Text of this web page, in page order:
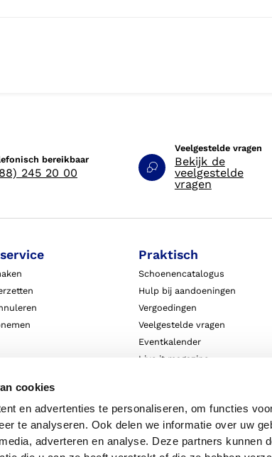
cookies
en advertenties te personaliseren, om functies
te analyseren. Ook delen we informatie over uw
adverteren en analyse. Deze partners kunnen
bereikbaar
245 20 00
Veelgestelde vragen
Bekijk de
veelgestelde
vragen
Praktisch
Schoenencatalogus
Hulp bij aandoeningen
Vergoedingen
Veelgestelde vragen
Eventkalender
Live it magazine
Algemene voorwaarden
Privacy